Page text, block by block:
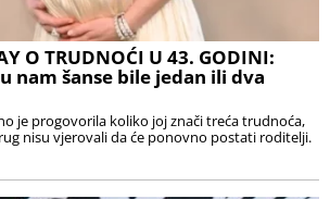
O TRUDNOĆI U 43. GODINI:
nam šanse bile jedan ili dva
je progovorila koliko joj znači treća trudnoća,
nisu vjerovali da će ponovno postati roditelji.